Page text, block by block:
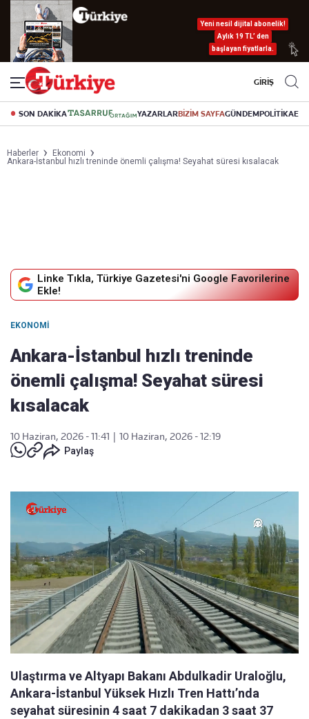
Yeni nesil dijital abonelik!
Aylık 19 TL’ den
başlayan fiyatlarla.
GİRİŞ
SON DAKİKA YAZARLARBİZİM SAYFAGÜNDEMPOLİTİKA
Haberler
Ekonomi
Ankara-İstanbul hızlı treninde önemli çalışma! Seyahat süresi kısalacak
Linke Tıkla, Türkiye Gazetesi'ni Google Favorilerine
Ekle!
EKONOMI
Ankara-İstanbul hızlı treninde
önemli çalışma! Seyahat süresi
kısalacak
10 Haziran, 2026 - 11:41
10 Haziran, 2026 - 12:19
Paylaş
Ulaştırma ve Altyapı Bakanı Abdulkadir Uraloğlu,
Ankara-İstanbul Yüksek Hızlı Tren Hattı’nda
seyahat süresinin 4 saat 7 dakikadan 3 saat 37